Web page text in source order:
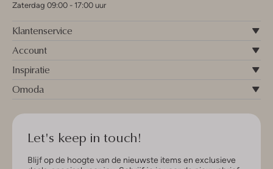
Zaterdag 09:00 - 17:00 uur
Klantenservice
Account
Inspiratie
Omoda
Let's keep in touch!
Blijf op de hoogte van de nieuwste items en exclusieve